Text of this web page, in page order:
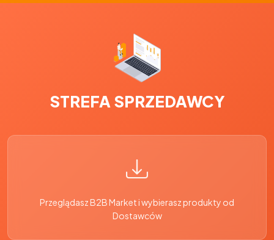
STREFA SPRZEDAWCY
Przeglądasz B2B Market i wybierasz produkty od
Dostawców